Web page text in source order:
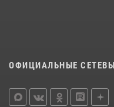
ОФИЦИАЛЬНЫЕ